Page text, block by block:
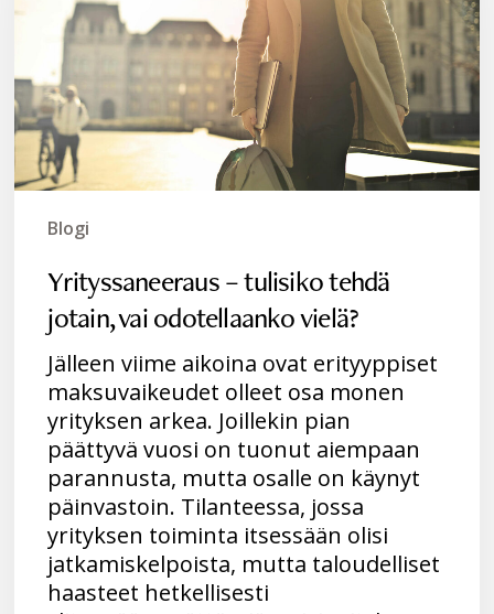
jotain,
odotellaanko
vielä?
Blogi
Yrityssaneeraus – tulisiko tehdä
jotain, vai odotellaanko vielä?
Jälleen viime aikoina ovat erityyppiset
maksuvaikeudet olleet osa monen
yrityksen arkea. Joillekin pian
päättyvä vuosi on tuonut aiempaan
parannusta, mutta osalle on käynyt
päinvastoin. Tilanteessa, jossa
yrityksen toiminta itsessään olisi
jatkamiskelpoista, mutta taloudelliset
haasteet hetkellisesti